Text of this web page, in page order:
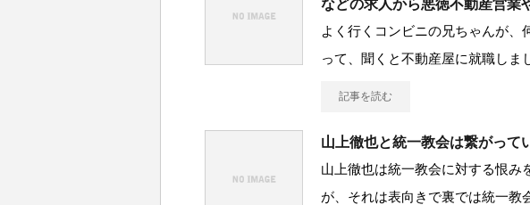
などの求人から悪徳不動産営業
よく行くコンビニの兄ちゃんが、
って、聞くと不動産屋に就職しま
記事を読む
山上徹也と統一教会は繋がって
山上徹也は統一教会に対する恨み
が、それは表向きで裏では統一教